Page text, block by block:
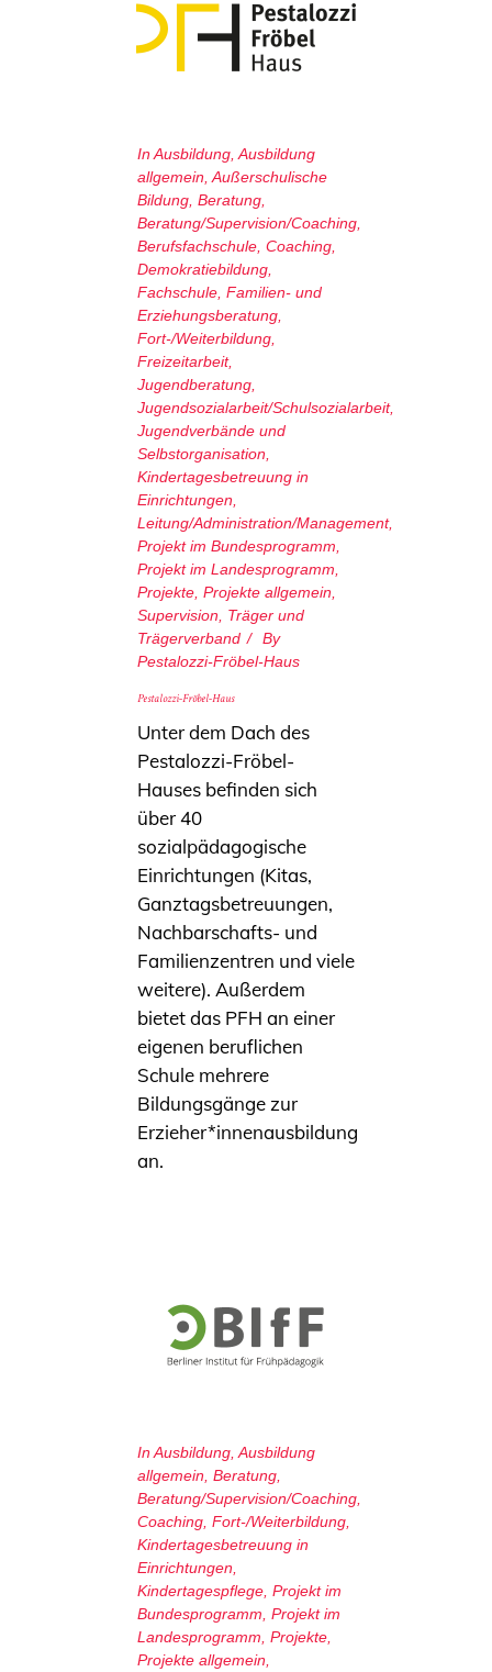
In Ausbildung Ausbildung
allgemein Außerschulische
Bildung Beratung
Beratung/Supervision/Coaching
Berufsfachschule Coaching
Demokratiebildung
Fachschule Familien- und
Erziehungsberatung
Fort-/Weiterbildung
Freizeitarbeit,
Jugendberatung
Jugendsozialarbeit/Schulsozialarbeit,
Jugendverbände und
Selbstorganisation
Kindertagesbetreuung in
Einrichtungen
Leitung/Administration/Management,
Projekt im Bundesprogramm
Projekt im Landesprogramm
Projekte Projekte allgemein
Supervision
Träger und
Trägerverband
By
Pestalozzi-Fröbel-Haus
Pestalozzi-Fröbel-Haus
Unter dem Dach des
Pestalozzi-Fröbel-
Hauses befinden sich
über 40
sozialpädagogische
Einrichtungen (Kitas,
Ganztagsbetreuungen,
Nachbarschafts- und
Familienzentren und viele
weitere). Außerdem
bietet das PFH an einer
eigenen beruflichen
Schule mehrere
Bildungsgänge zur
Erzieher*innenausbildung
an.
In Ausbildung Ausbildung
allgemein Beratung
Beratung/Supervision/Coaching
Coaching Fort-/Weiterbildung
Kindertagesbetreuung in
Einrichtungen
Kindertagespflege Projekt im
Bundesprogramm Projekt im
Landesprogramm Projekte
Projekte allgemein